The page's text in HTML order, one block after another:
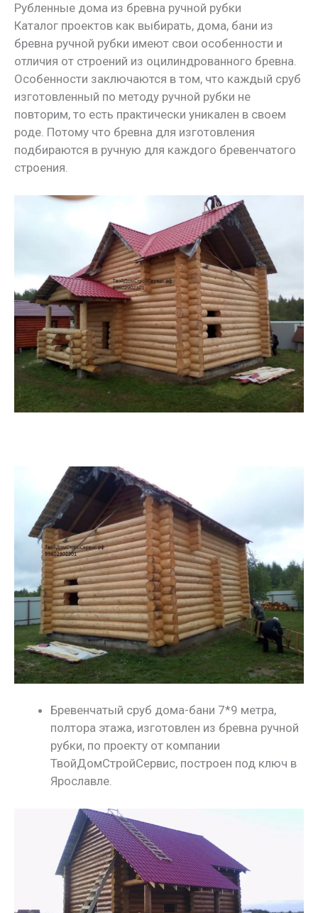
Рубленные дома из бревна ручной рубки
Каталог проектов как выбирать, дома, бани из
бревна ручной рубки имеют свои особенности и
отличия от строений из оцилиндрованного бревна.
Особенности заключаются в том, что каждый сруб
изготовленный по методу ручной рубки не
повторим, то есть практически уникален в своем
роде. Потому что бревна для изготовления
подбираются в ручную для каждого бревенчатого
строения.
Бревенчатый сруб дома-бани 7*9 метра,
полтора этажа, изготовлен из бревна ручной
рубки, по проекту от компании
ТвойДомСтройСервис, построен под ключ в
Ярославле.